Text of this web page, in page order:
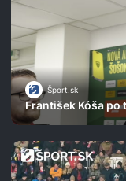
Šport.sk
František Kóša po